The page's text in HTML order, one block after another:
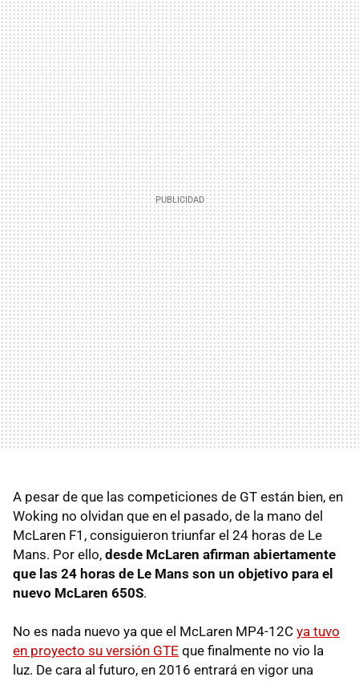
A pesar de que las competiciones de GT están bien, en
Woking no olvidan que en el pasado, de la mano del
McLaren F1, consiguieron triunfar el 24 horas de Le
Mans. Por ello, desde McLaren afirman abiertamente
que las 24 horas de Le Mans son un objetivo para el
nuevo McLaren 650S.
No es nada nuevo ya que el McLaren MP4-12C ya tuvo
en proyecto su versión GTE que finalmente no vio la
luz. De cara al futuro, en 2016 entrará en vigor una